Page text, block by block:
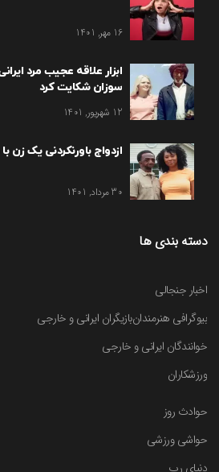
16 مهر, 1401
ابزار علاقه عجیب مرد
سوزان شکایت کرد
12 شهریور, 1401
ازدواج باورنکردنی یک زن
30 مرداد, 1401
دسته بندی ها
اخبار جنجالی
بیوگرافی هنرمندانبازیگران ایرانی و خارجی
خوانندگان ایرانی و خارجی
ورزشکاران
حوادث روز
حواشی ورزشی
دنیای رپ